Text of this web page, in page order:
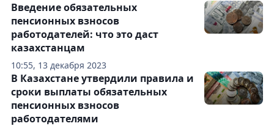
10:55, 13 декабря 2023
Введение обязательных
пенсионных взносов
работодателей: что это даст
казахстанцам
В Казахстане утвердили правила и
сроки выплаты обязательных
пенсионных взносов
работодателями